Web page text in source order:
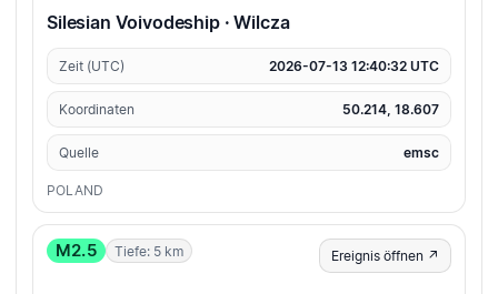
Silesian Voivodeship · Wilcza
Zeit (UTC) 2026-07-13 12:40:32 UTC
Koordinaten 50.214, 18.607
Quelle emsc
POLAND
M2.5 Tiefe: 5 km Ereignis öffnen ↗